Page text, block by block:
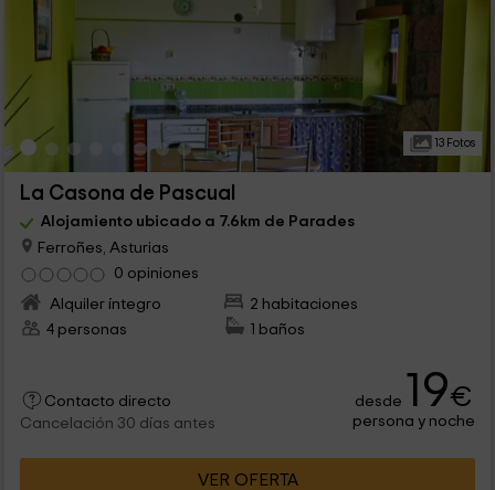
13 Fotos
La Casona de Pascual
Alojamiento ubicado a 7.6km de Parades
Ferroñes, Asturias
0 opiniones
Alquiler íntegro
2 habitaciones
4 personas
1 baños
Contacto directo
Cancelación 30 días antes
desde 19€
persona y noche
VER OFERTA